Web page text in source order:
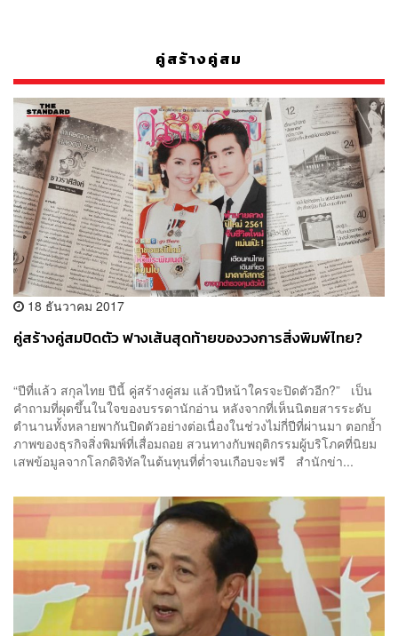
คู่สร้างคู่สม
18 ธันวาคม 2017
คู่สร้างคู่สมปิดตัว ฟางเส้นสุดท้ายของวงการสิ่งพิมพ์ไทย?
“ปีที่แล้ว สกุลไทย ปีนี้ คู่สร้างคู่สม แล้วปีหน้าใครจะปิดตัวอีก?” เป็น
คำถามที่ผุดขึ้นในใจของบรรดานักอ่าน หลังจากที่เห็นนิตยสารระดับ
ตำนานทั้งหลายพากันปิดตัวอย่างต่อเนื่องในช่วงไม่กี่ปีที่ผ่านมา ตอกย้ำ
ภาพของธุรกิจสิ่งพิมพ์ที่เสื่อมถอย สวนทางกับพฤติกรรมผู้บริโภคที่นิยม
เสพข้อมูลจากโลกดิจิทัลในต้นทุนที่ต่ำจนเกือบจะฟรี สำนักข่า...